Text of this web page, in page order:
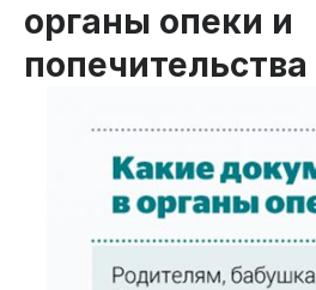
органы опеки и
попечительства